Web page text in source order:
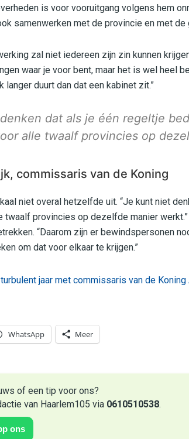
is voor vooruitgang volgens hem
samenwerken met de provincie en met de
zal niet iedereen zijn zin kunnen
waar je voor bent, maar het is wel heel
duurt dan dat een kabinet zit.”
dat als je één regeltje
alle twaalf provincies op
commissaris van de Koning
niet overal hetzelfde uit. “Je kunt niet
twaalf provincies op dezelfde manier
“Daarom zijn er bewindspersonen
om dat voor elkaar te krijgen.”
jaar met commissaris van de Koning
WhatsApp Meer
of een tip voor ons?
van Haarlem105 via 0610510538.
ons